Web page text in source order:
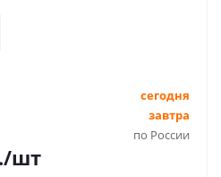
сегодня
завтра
по России
/шт